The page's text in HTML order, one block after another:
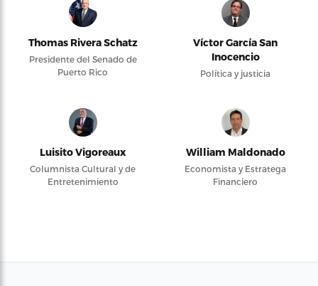
Thomas Rivera Schatz
Presidente del Senado de
Puerto Rico
Víctor García San
Inocencio
Política y justicia
Luisito Vigoreaux
Columnista Cultural y de
Entretenimiento
William Maldonado
Economista y Estratega
Financiero